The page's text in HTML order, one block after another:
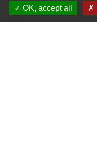
OK, accept all